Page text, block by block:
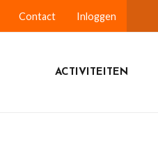
Contact Inloggen
ACTIVITEITEN